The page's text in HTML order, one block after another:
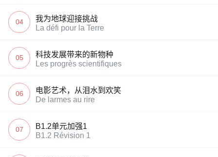
04
我为地球迎接挑战
La défi pour la Terre
05
科技发展带来的新物种
Les progrès scientifiques
06
电影艺术，从泪水到欢笑
De larmes au rire
07
B1.2单元加强1
B1.2 Révision 1